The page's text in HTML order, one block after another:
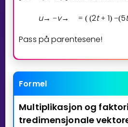
u→ −v→ = ( (2t + 1) −(5
Pass på parentesene!
Formel
Multiplikasjon og
tredimensjonale